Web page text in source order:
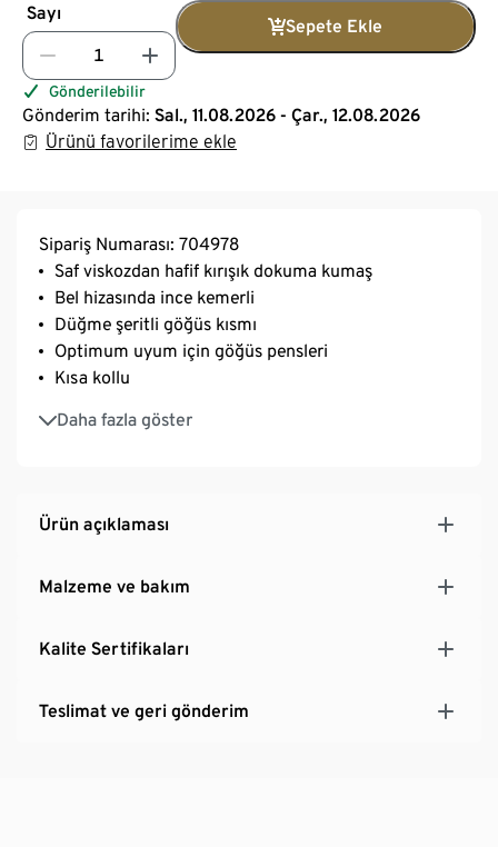
Sayı
Sepete Ekle
Gönderilebilir
Gönderim tarihi: Sal., 11.08.2026 - Çar., 12.08.2026
Ürünü favorilerime ekle
Sipariş Numarası: 704978
Saf viskozdan hafif kırışık dokuma kumaş
Bel hizasında ince kemerli
Düğme şeritli göğüs kısmı
Optimum uyum için göğüs pensleri
Kısa kollu
Daha fazla göster
Sedef görünümde düğmeler
Diz hizasında
Ürün açıklaması
Malzeme ve bakım
Kalite Sertifikaları
Teslimat ve geri gönderim